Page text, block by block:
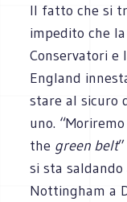
Il fatto che si
impedito che
Conservatori e
England
stare al sicuro
uno.
the green belt
si sta
Nottingham a